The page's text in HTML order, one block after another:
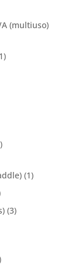
(multiuso)
(1)
(3)